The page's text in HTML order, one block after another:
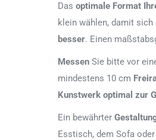
Das optimale Format
klein wählen, damit
besser. Einen
Messen Sie bitte vor
mindestens 10 cm
Kunstwerk optimal zur
Ein bewährter
Esstisch, dem Sofa